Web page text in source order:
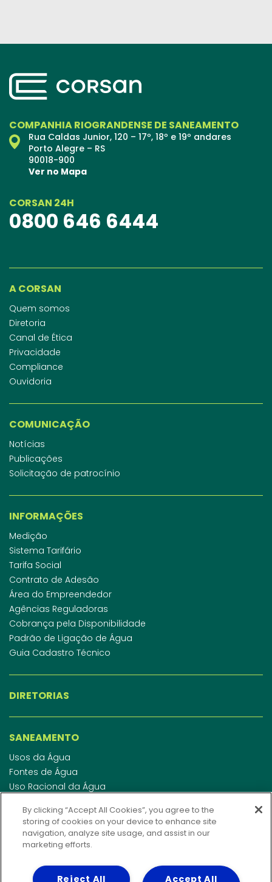
COMPANHIA RIOGRANDENSE DE SANEAMENTO
Rua Caldas Junior, 120 – 17º, 18º e 19º andares
Porto Alegre – RS
90018-900
Ver no Mapa
CORSAN 24H
0800 646 6444
A CORSAN
Quem somos
Diretoria
Canal de Ética
Privacidade
Compliance
Ouvidoria
COMUNICAÇÃO
Notícias
Publicações
Solicitação de patrocínio
INFORMAÇÕES
Medição
Sistema Tarifário
Tarifa Social
Contrato de Adesão
Área do Empreendedor
Agências Reguladoras
Cobrança pela Disponibilidade
Padrão de Ligação de Água
Guia Cadastro Técnico
DIRETORIAS
SANEAMENTO
Usos da Água
Fontes de Água
Uso Racional da Água
Esgotamento Sanitário
Regulamento de Água e Esgoto
Indicadores de qualidade da água
By clicking “Accept All Cookies”, you agree to the
storing of cookies on your device to enhance site
navigation, analyze site usage, and assist in our
marketing efforts.
Accept All
Reject All